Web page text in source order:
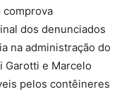
comprova
dos denunciados
na administração do
Garotti e Marcelo
pelos contêineres